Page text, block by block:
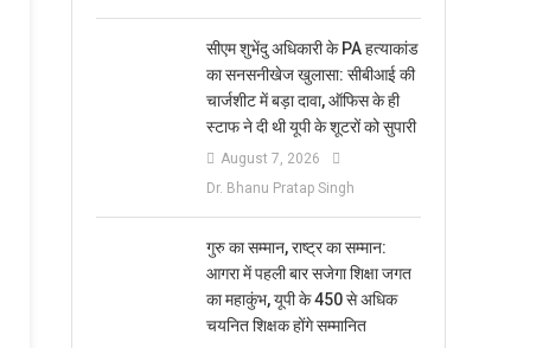
सीएम शुभेंदु अधिकारी के PA हत्याकांड
का सनसनीखेज खुलासा: सीबीआई की
चार्जशीट में बड़ा दावा, ऑफिस के ही
स्टाफ ने दी थी यूपी के शूटरों को सुपारी
August 7, 2026
Dr. Bhanu Pratap Singh
​गुरु का सम्मान, राष्ट्र का सम्मान:
आगरा में पहली बार सजेगा शिक्षा जगत
का महाकुंभ, यूपी के 450 से अधिक
चयनित शिक्षक होंगे सम्मानित